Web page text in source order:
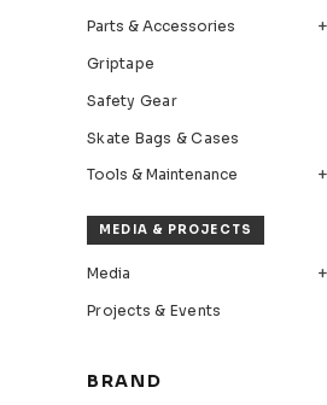
Parts & Accessories
Griptape
Safety Gear
Skate Bags & Cases
Tools & Maintenance
MEDIA & PROJECTS
Media
Projects & Events
BRAND